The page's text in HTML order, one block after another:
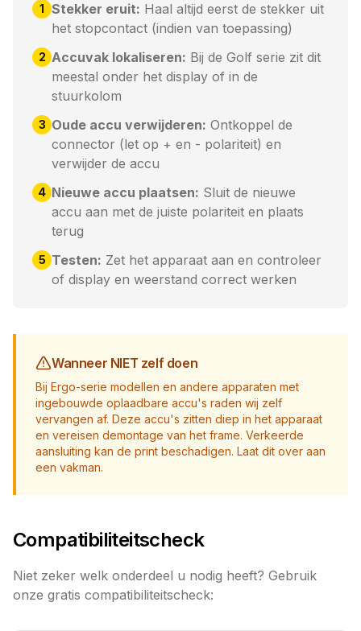
1 Stekker eruit: Haal altijd eerst de stekker uit
het stopcontact (indien van toepassing)
2 Accuvak lokaliseren: Bij de Golf serie zit dit
meestal onder het display of in de
stuurkolom
3 Oude accu verwijderen: Ontkoppel de
connector (let op + en - polariteit) en
verwijder de accu
4 Nieuwe accu plaatsen: Sluit de nieuwe
accu aan met de juiste polariteit en plaats
terug
5 Testen: Zet het apparaat aan en controleer
of display en weerstand correct werken
Wanneer NIET zelf doen
Bij Ergo-serie modellen en andere apparaten met
ingebouwde oplaadbare accu's raden wij zelf
vervangen af. Deze accu's zitten diep in het apparaat
en vereisen demontage van het frame. Verkeerde
aansluiting kan de print beschadigen. Laat dit over aan
een vakman.
Compatibiliteitscheck
Niet zeker welk onderdeel u nodig heeft? Gebruik
onze gratis compatibiliteitscheck: